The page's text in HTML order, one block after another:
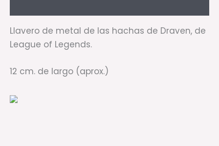
Llavero de metal de las hachas de Draven, de
League of Legends.
12 cm. de largo (aprox.)